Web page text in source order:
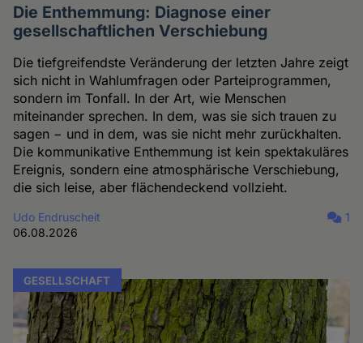
Die Enthemmung: Diagnose einer
gesellschaftlichen Verschiebung
Die tiefgreifendste Veränderung der letzten Jahre zeigt
sich nicht in Wahlumfragen oder Parteiprogrammen,
sondern im Tonfall. In der Art, wie Menschen
miteinander sprechen. In dem, was sie sich trauen zu
sagen − und in dem, was sie nicht mehr zurückhalten.
Die kommunikative Enthemmung ist kein spektakuläres
Ereignis, sondern eine atmosphärische Verschiebung,
die sich leise, aber flächendeckend vollzieht.
Udo Endruscheit
06.08.2026
1
GESELLSCHAFT